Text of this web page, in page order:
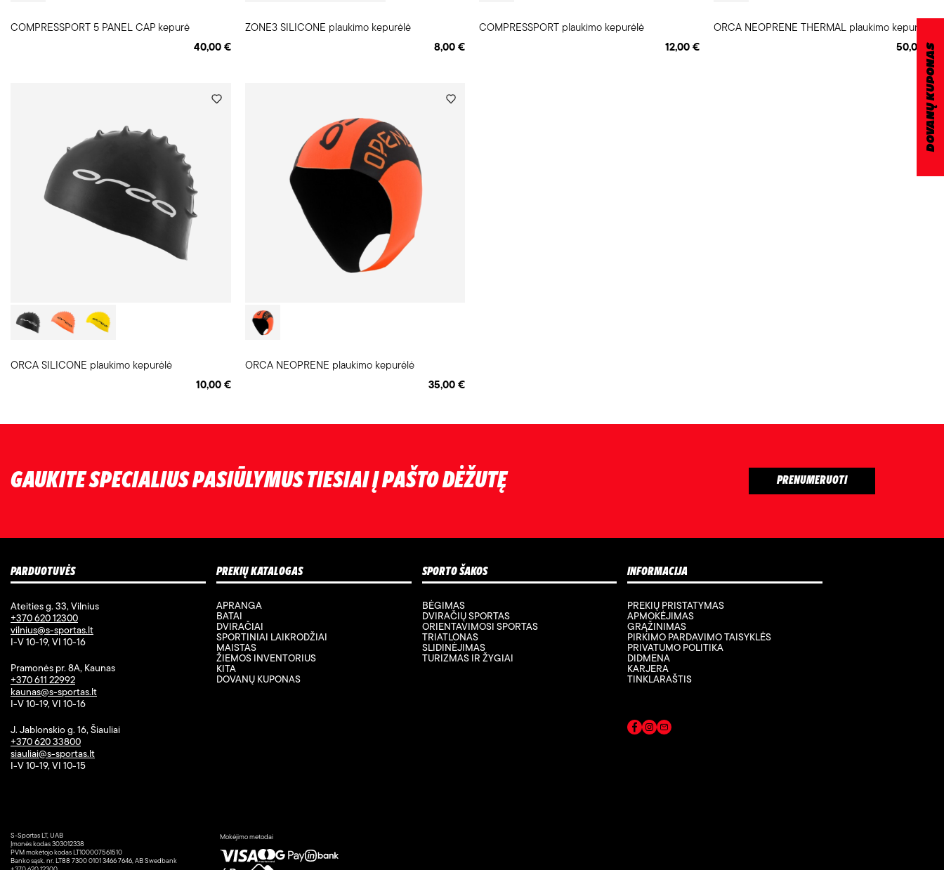
COMPRESSPORT 5 PANEL CAP kepurė
40,00 €
ZONE3 SILICONE plaukimo kepurėlė
8,00 €
COMPRESSPORT plaukimo kepurėlė
12,00 €
ORCA NEOPRENE THERMAL plaukimo kepurėlė
50,00 €
ORCA SILICONE plaukimo kepurėlė
10,00 €
ORCA NEOPRENE plaukimo kepurėlė
35,00 €
GAUKITE SPECIALIUS PASIŪLYMUS TIESIAI Į PAŠTO DĖŽUTĘ
DOVANŲ KUPONAS
PARDUOTUVĖS
Ateities g. 33, Vilnius
+370 620 12300
vilnius@s-sportas.lt
I-V 10-19, VI 10-16
Pramonės pr. 8A, Kaunas
+370 611 22992
kaunas@s-sportas.lt
I-V 10-19, VI 10-16
J. Jablonskio g. 16, Šiauliai
+370 620 33800
siauliai@s-sportas.lt
I-V 10-19, VI 10-15
PREKIŲ KATALOGAS
APRANGA
BATAI
DVIRAČIAI
SPORTINIAI LAIKRODŽIAI
MAISTAS
ŽIEMOS INVENTORIUS
KITA
DOVANŲ KUPONAS
SPORTO ŠAKOS
BĖGIMAS
DVIRAČIŲ SPORTAS
ORIENTAVIMOSI SPORTAS
TRIATLONAS
SLIDINĖJIMAS
TURIZMAS IR ŽYGIAI
INFORMACIJA
PREKIŲ PRISTATYMAS
APMOKĖJIMAS
GRĄŽINIMAS
PIRKIMO PARDAVIMO TAISYKLĖS
PRIVATUMO POLITIKA
DIDMENA
KARJERA
TINKLARAŠTIS
S-Sportas LT, UAB
Įmonės kodas 303012338
PVM mokėtojo kodas LT100007561510
Banko sąsk. nr. LT88 7300 0101 3466 7646, AB Swedbank
Mokėjimo metodai